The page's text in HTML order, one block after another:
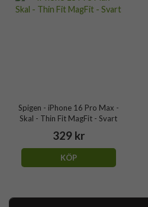
Spigen - iPhone 16 Pro Max -
Skal - Thin Fit MagFit - Svart
329 kr
KÖP